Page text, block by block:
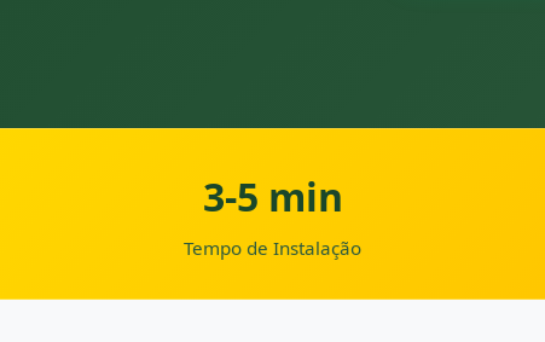
3-5 min
Tempo de Instalação